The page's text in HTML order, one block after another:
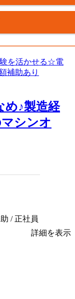
め♪製造経
シンオ
/ 正社員
詳細を表示